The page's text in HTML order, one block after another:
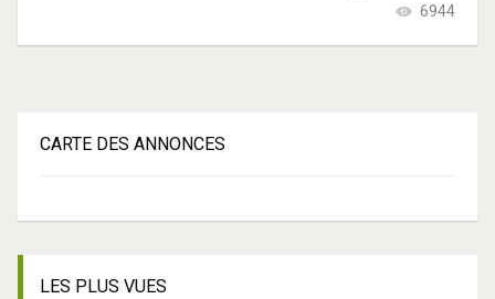
6944
CARTE DES ANNONCES
LES PLUS VUES